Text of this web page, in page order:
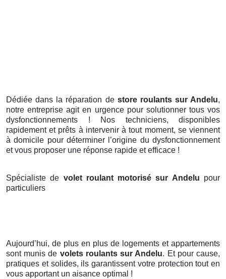
Dédiée dans la réparation de store roulants sur Andelu,
notre entreprise agit en urgence pour solutionner tous vos
dysfonctionnements ! Nos techniciens, disponibles
rapidement et prêts à intervenir à tout moment, se viennent
à domicile pour déterminer l’origine du dysfonctionnement
et vous proposer une réponse rapide et efficace !
Spécialiste de volet roulant motorisé sur Andelu pour
particuliers
Aujourd’hui, de plus en plus de logements et appartements
sont munis de volets roulants sur Andelu. Et pour cause,
pratiques et solides, ils garantissent votre protection tout en
vous apportant un aisance optimal !